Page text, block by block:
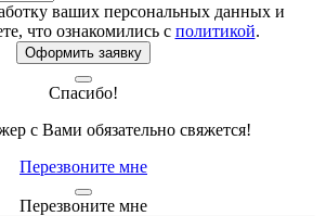
ваших персональных данных и
что ознакомились с политикой.
Оформить заявку
Спасибо!
с Вами обязательно свяжется!
Перезвоните мне
Перезвоните мне